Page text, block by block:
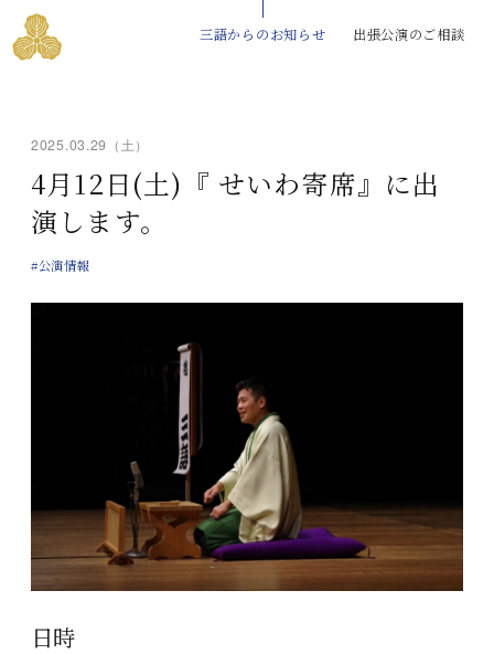
三語からのお知らせ 出張公演のご相談
2025.03.29（土）
4月12日(土)『 せいわ寄席』に出
演します。
#公演情報
日時